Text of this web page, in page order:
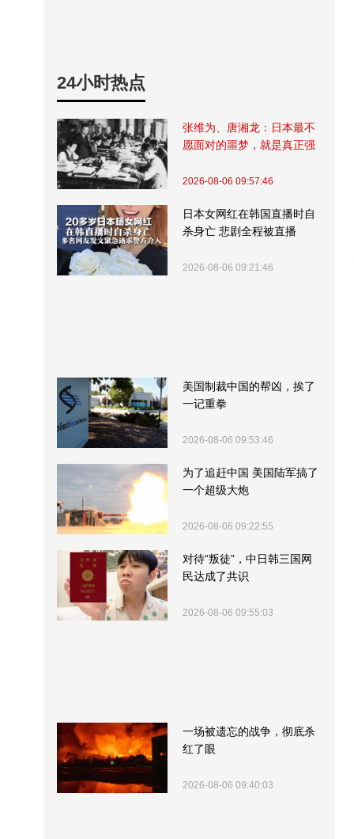
24小时热点
张维为、唐湘龙：日本最不
愿面对的噩梦，就是真正强
2026-08-06 09:57:46
日本女网红在韩国直播时自
杀身亡 悲剧全程被直播
2026-08-06 09:21:46
美国制裁中国的帮凶，挨了
一记重拳
2026-08-06 09:53:46
为了追赶中国 美国陆军搞了
一个超级大炮
2026-08-06 09:22:55
对待“叛徒”，中日韩三国网
民达成了共识
2026-08-06 09:55:03
一场被遗忘的战争，彻底杀
红了眼
2026-08-06 09:40:03